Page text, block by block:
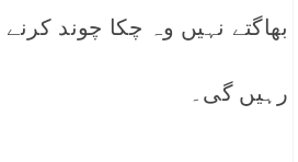
بھاگتے نہیں وہ چکا چوند کرنے
رہیں گی۔